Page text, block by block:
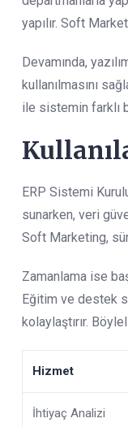
yapılır. Soft
Devamında,
kullanılmasını
ile sistemin farklı
ERP Sistemi
sunarken, veri
Soft Marketing,
Zamanlama ise
Eğitim ve destek
kolaylaştırır.
Hizmet
İhtiyaç Analizi